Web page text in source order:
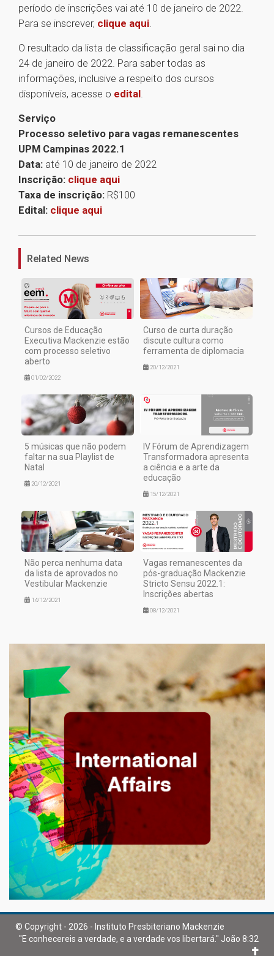
período de inscrições vai até 10 de janeiro de 2022.
Para se inscrever, clique aqui.
O resultado da lista de classificação geral sai no dia
24 de janeiro de 2022. Para saber todas as
informações, inclusive a respeito dos cursos
disponíveis, acesse o edital.
Serviço
Processo seletivo para vagas remanescentes
UPM Campinas 2022.1
Data: até 10 de janeiro de 2022
Inscrição: clique aqui
Taxa de inscrição: R$100
Edital: clique aqui
Related News
Cursos de Educação
Executiva Mackenzie estão
com processo seletivo
aberto
01/02/2022
Curso de curta duração
discute cultura como
ferramenta de diplomacia
20/12/2021
5 músicas que não podem
faltar na sua Playlist de
Natal
20/12/2021
IV Fórum de Aprendizagem
Transformadora apresenta
a ciência e a arte da
educação
15/12/2021
Não perca nenhuma data
da lista de aprovados no
Vestibular Mackenzie
14/12/2021
Vagas remanescentes da
pós-graduação Mackenzie
Stricto Sensu 2022.1:
Inscrições abertas
08/12/2021
© Copyright - 2026 - Instituto Presbiteriano Mackenzie
"E conhecereis a verdade, e a verdade vos libertará." João 8:32